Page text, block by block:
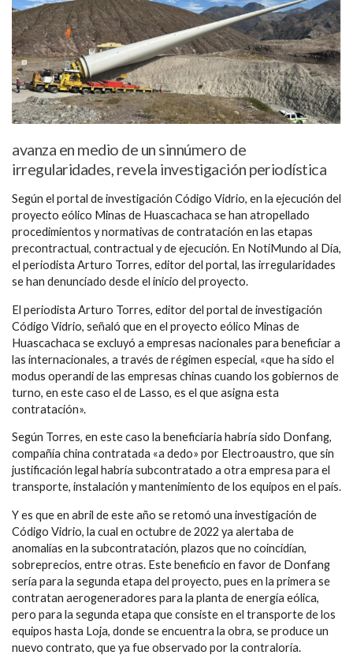
avanza en medio de un sinnúmero de
irregularidades, revela investigación periodística
Según el portal de investigación Código Vidrio, en la ejecución del
proyecto eólico Minas de Huascachaca se han atropellado
procedimientos y normativas de contratación en las etapas
precontractual, contractual y de ejecución. En NotiMundo al Día,
el periodista Arturo Torres, editor del portal, las irregularidades
se han denunciado desde el inicio del proyecto.
El periodista Arturo Torres, editor del portal de investigación
Código Vidrio, señaló que en el proyecto eólico Minas de
Huascachaca se excluyó a empresas nacionales para beneficiar a
las internacionales, a través de régimen especial, «que ha sido el
modus operandi de las empresas chinas cuando los gobiernos de
turno, en este caso el de Lasso, es el que asigna esta
contratación».
Según Torres, en este caso la beneficiaria habría sido Donfang,
compañía china contratada «a dedo» por Electroaustro, que sin
justificación legal habría subcontratado a otra empresa para el
transporte, instalación y mantenimiento de los equipos en el país.
Y es que en abril de este año se retomó una investigación de
Código Vidrio, la cual en octubre de 2022 ya alertaba de
anomalías en la subcontratación, plazos que no coincidían,
sobreprecios, entre otras. Este beneficio en favor de Donfang
sería para la segunda etapa del proyecto, pues en la primera se
contratan aerogeneradores para la planta de energía eólica,
pero para la segunda etapa que consiste en el transporte de los
equipos hasta Loja, donde se encuentra la obra, se produce un
nuevo contrato, que ya fue observado por la contraloría.